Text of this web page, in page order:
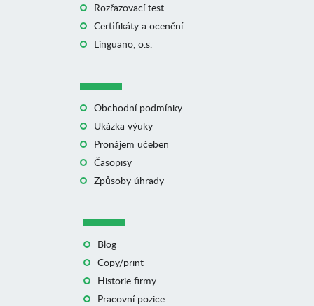
Rozřazovací test
Certifikáty a ocenění
Linguano, o.s.
Obchodní podmínky
Ukázka výuky
Pronájem učeben
Časopisy
Způsoby úhrady
Blog
Copy/print
Historie firmy
Pracovní pozice